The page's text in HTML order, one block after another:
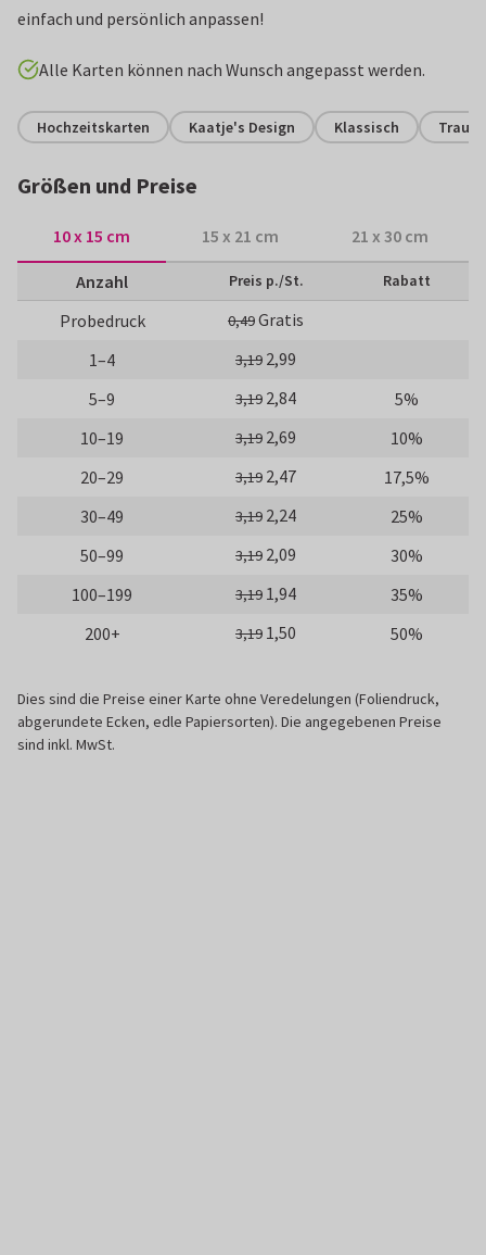
einfach und persönlich anpassen!
Alle Karten können nach Wunsch angepasst werden.
Hochzeitskarten Kaatje's Design Klassisch
Größen und Preise
10 x 15 cm 15 x 21 cm 21 x 30 cm
Anzahl Preis p./St. Rabatt
Probedruck 0,49Gratis
1–4
3,19 2,99
5–9
3,19 2,84
5%
10–19
3,19 2,69
10%
20–29
3,19 2,47
17,5%
30–49
3,19 2,24
25%
50–99
3,19 2,09
30%
100–199
3,19 1,94
35%
200+
3,19 1,50 50%
Dies sind die Preise einer Karte ohne Veredelungen (Foliendruck,
abgerundete Ecken, edle Papiersorten). Die angegebenen Preise
sind inkl. MwSt.